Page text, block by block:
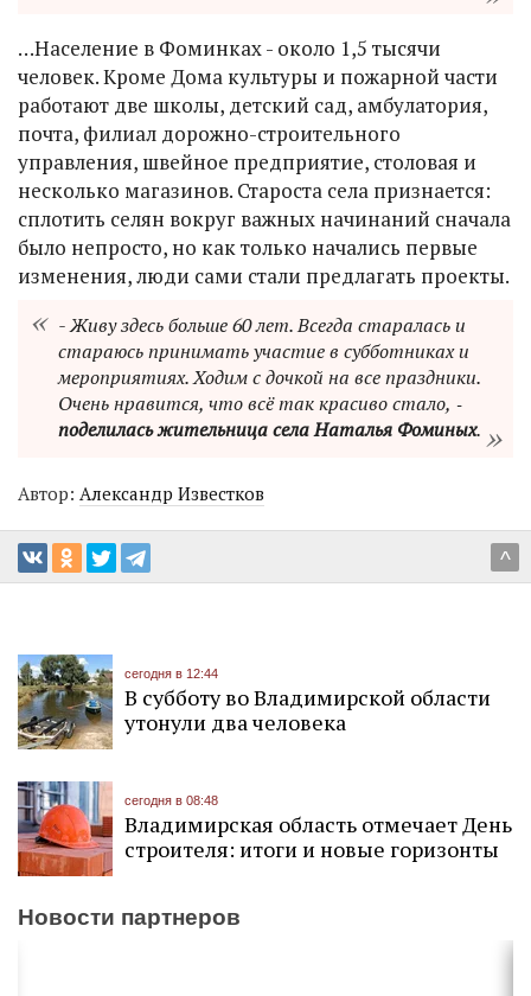
…Население в Фоминках - около 1,5 тысячи
человек. Кроме Дома культуры и пожарной части
работают две школы, детский сад, амбулатория,
почта, филиал дорожно-строительного
управления, швейное предприятие, столовая и
несколько магазинов. Староста села признается:
сплотить селян вокруг важных начинаний сначала
было непросто, но как только начались первые
изменения, люди сами стали предлагать проекты.
- Живу здесь больше 60 лет. Всегда старалась и
стараюсь принимать участие в субботниках и
мероприятиях. Ходим с дочкой на все праздники.
Очень нравится, что всё так красиво стало, ‑
поделилась жительница села Наталья Фоминых.
Автор: Александр Известков
^
сегодня в 12:44
В субботу во Владимирской области
утонули два человека
сегодня в 08:48
Владимирская область отмечает День
строителя: итоги и новые горизонты
Новости партнеров